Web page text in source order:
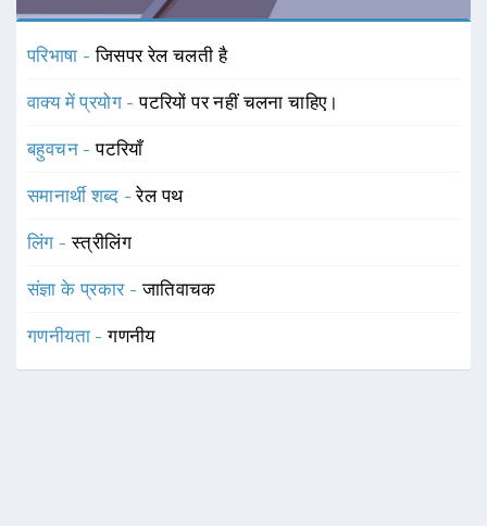
परिभाषा -जिसपर रेल चलती है
वाक्य में प्रयोग -पटरियों पर नहीं चलना चाहिए।
बहुवचन -पटरियाँ
समानार्थी शब्द -रेल पथ
लिंग -स्त्रीलिंग
संज्ञा के प्रकार -जातिवाचक
गणनीयता -गणनीय